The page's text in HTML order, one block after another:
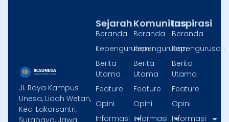
Jl. Raya Kampus
Unesa, Lidah Wetan,
Kec. Lakarsantri,
Surabaya, Jawa
Inspirasi
Beranda
Kepengurusan
Berita
Utama
Feature
Opini
Informasi
Komunitas
Beranda
Kepengurusan
Berita
Utama
Feature
Opini
Informasi
Sejarah
Beranda
Kepengurusan
Berita
Utama
Feature
Opini
Informasi